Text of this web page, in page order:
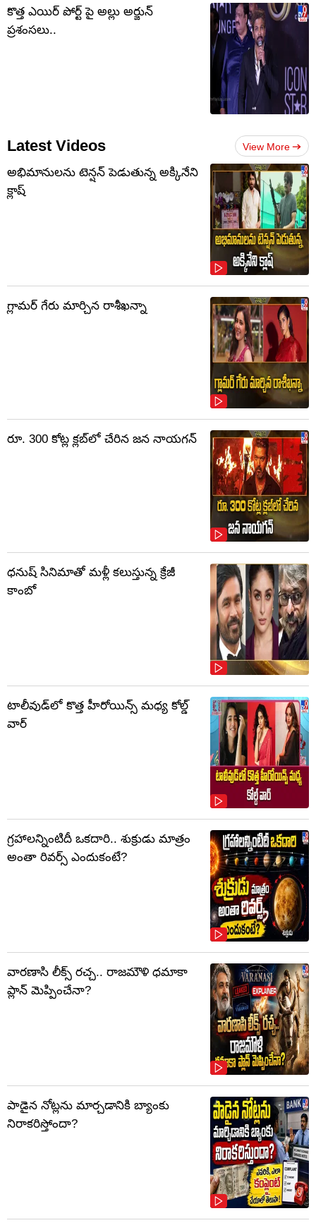
కొత్త ఎయిర్ పోర్ట్ పై అల్లు అర్జున్
ప్రశంసలు..
Latest Videos View More
అభిమానులను టెన్షన్‌ పెడుతున్న అక్కినేని
క్లాష్‌
గ్లామర్ గేరు మార్చిన రాశీఖన్నా
రూ. 300 కోట్ల క్లబ్‌లో చేరిన జన నాయగన్
ధనుష్ సినిమాతో మళ్లీ కలుస్తున్న క్రేజీ
కాంబో
టాలీవుడ్‌లో కొత్త హీరోయిన్స్ మధ్య కోల్డ్
వార్
గ్రహాలన్నింటిదీ ఒకదారి.. శుక్రుడు మాత్రం
అంతా రివర్స్ ఎందుకంటే?
వారణాసి లీక్స్ రచ్చ.. రాజమౌళి ధమాకా
ప్లాన్ మెప్పించేనా?
పాడైన నోట్లను మార్చడానికి బ్యాంకు
నిరాకరిస్తోందా?